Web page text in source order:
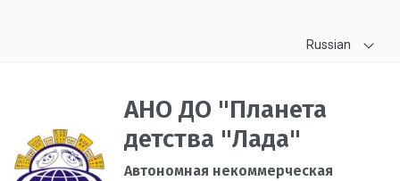
Russian
АНО ДО "Планета
детства "Лада"
Автономная некоммерческая